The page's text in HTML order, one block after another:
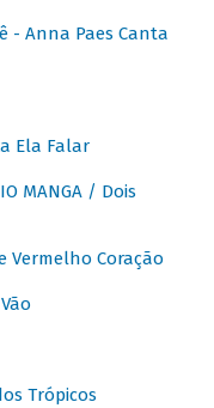
- Anna Paes Canta
Ela Falar
MANGA / Dois
Vermelho Coração
Trópicos